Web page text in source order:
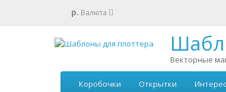
р. Валюта
Векторные
Коробочки Открытки